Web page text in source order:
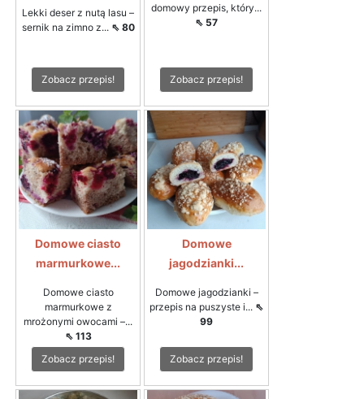
Lekki deser z nutą lasu –
sernik na zimno z... ⇖ 80
Zobacz przepis!
domowy przepis, który...
⇖ 57
Zobacz przepis!
Domowe ciasto
marmurkowe...
Domowe ciasto
marmurkowe z
mrożonymi owocami –...
⇖ 113
Zobacz przepis!
Domowe
jagodzianki...
Domowe jagodzianki –
przepis na puszyste i... ⇖
99
Zobacz przepis!